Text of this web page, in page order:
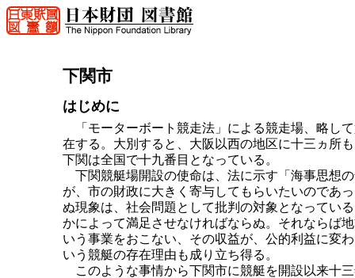
下関市
はじめに
「モーターボート競走法」による競走場、略し
在する。大別すると、大阪以西の地区に十三ヵ所
下関は全国で十九番目となっている。
下関競艇場開設の使命は、法に示す「海事思想
が、市の財政に大きく寄与してもらいたいのであ
ぬ現象は、社会問題として批判の対象となってい
かによって満足させなければならぬ。それならば
いう事業をおこない、その収益が、公的利益に変
いう競艇の存在理由も成り立ち得る。
このような事情から下関市に競艇を開設以来十